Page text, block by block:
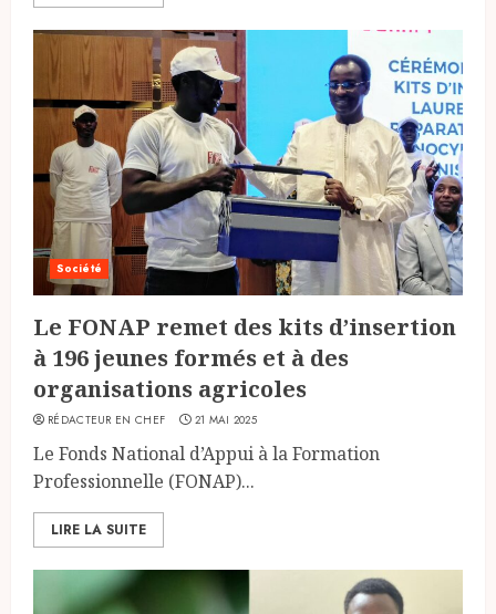
Société
Le FONAP remet des kits d’insertion
à 196 jeunes formés et à des
organisations agricoles
RÉDACTEUR EN CHEF 21 MAI 2025
Le Fonds National d’Appui à la Formation
Professionnelle (FONAP)...
LIRE LA SUITE